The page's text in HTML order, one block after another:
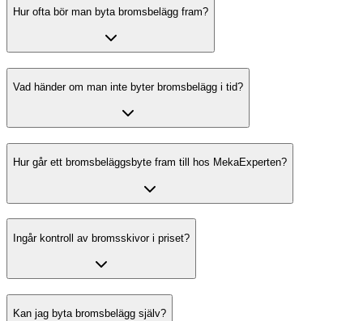
Hur ofta bör man byta bromsbelägg fram?
Vad händer om man inte byter bromsbelägg i tid?
Hur går ett bromsbeläggsbyte fram till hos MekaExperten?
Ingår kontroll av bromsskivor i priset?
Kan jag byta bromsbelägg själv?